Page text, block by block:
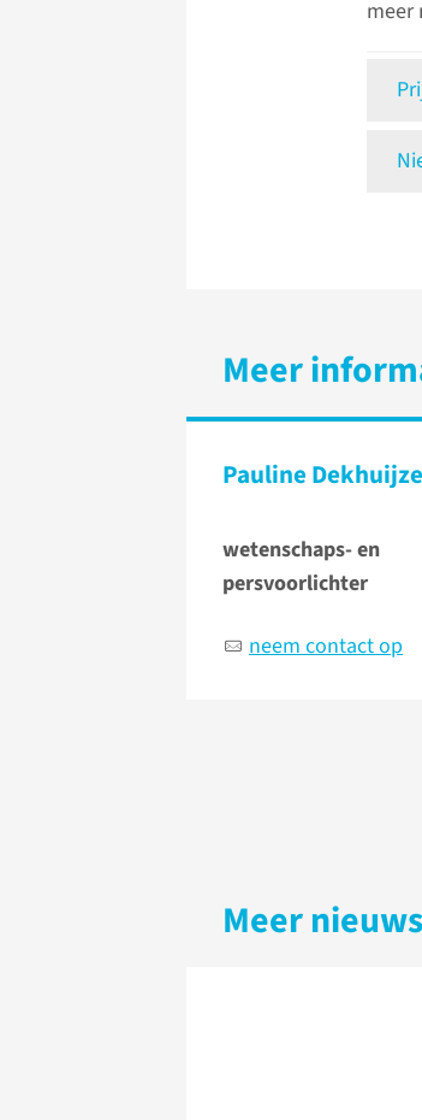
meer
Meer
Pauline
wetenschaps- en
persvoorlichter
neem contact op
Meer nieuws